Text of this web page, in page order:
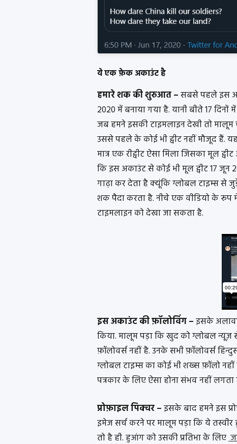
ये एक फ़ेक अकाउंट है
हमारे शक की शुरुआत –सबसे पहले इस
2020 में बनाया गया है. यानी बीते 17
जब हमने इसकी टाइमलाइन देखी तो
उससे पहले के कोई भी ट्वीट नहीं मौजूद हैं.
मात्र एक रीट्वीट ऐसा मिला जिसका मूल
कि इस अकाउंट से कोई भी मूल ट्वीट 17
गाढ़ा कर देता है क्यूंकि ग्लोबल टाइम्स से
शक पैदा करता है. नीचे एक वीडियो के रूप
टाइमलाइन को देखा जा सकता है.
इस अकाउंट की फ़ॉलोविंग –इसके
किया. मालूम पड़ा कि खुद को ग्लोबल
फ़ॉलोवर्स नहीं है. उनके सभी फ़ॉलोवर्स
ग्लोबल टाइम्स का कोई भी शख्स फ़ॉलो
पत्रकार के लिए ऐसा होना संभव नहीं लगता
प्रोफ़ाइल पिक्चर –इसके बाद हमने इस
इमेज सर्च करने पर मालूम पड़ा कि ये तस्वीर
तो है ही. हुआंग को उसकी प्रतिभा के लिए